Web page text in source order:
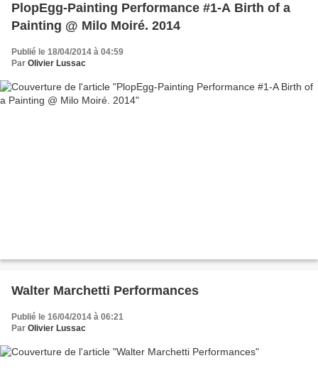
PlopEgg-Painting Performance #1-A Birth of a
Painting @ Milo Moiré. 2014
Publié le 18/04/2014 à 04:59
Par Olivier Lussac
Walter Marchetti Performances
Publié le 16/04/2014 à 06:21
Par Olivier Lussac